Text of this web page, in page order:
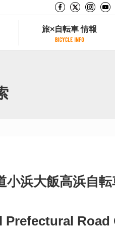
旅×自転車 情報
しい宿
ンタサイクル
レンタサイクル
イクル
道の駅
自転車店
小浜大飯高浜自
Prefectural Road